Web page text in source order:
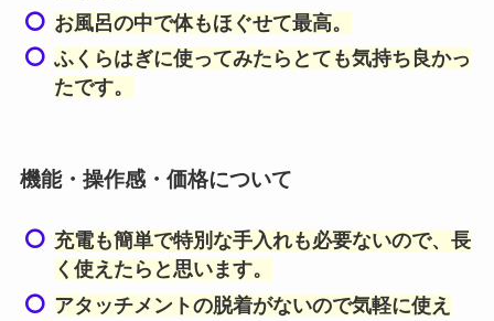
お風呂の中で体もほぐせて最高。
ふくらはぎに使ってみたらとても気持ち良かっ
たです。
機能・操作感・価格について
充電も簡単で特別な手入れも必要ないので、長
く使えたらと思います。
アタッチメントの脱着がないので気軽に使え